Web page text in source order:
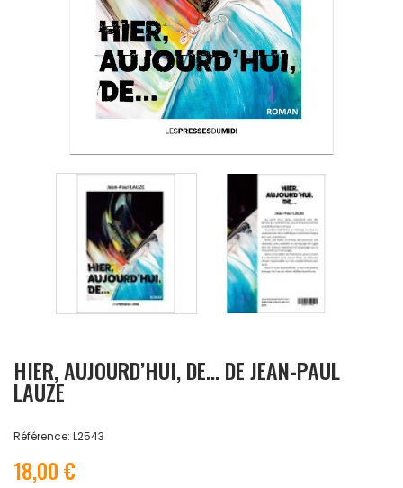
HIER, AUJOURD’HUI, DE… DE JEAN-PAUL
LAUZE
Référence: L2543
18,00 €